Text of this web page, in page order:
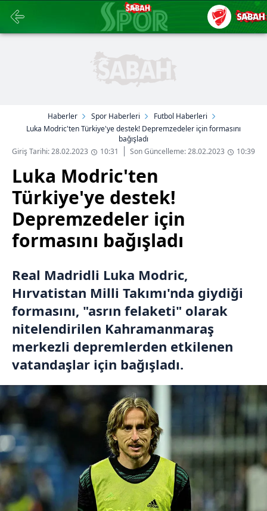
Haberler Spor Haberleri
Futbol Haberleri
Luka Modric'ten Türkiye'ye destek! Depremzedeler için formasını
bağışladı
Giriş Tarihi: 28.02.2023
10:31 Son Güncelleme: 28.02.2023 10:39
Luka Modric'ten
Türkiye'ye destek!
Depremzedeler için
formasını bağışladı
Real Madridli Luka Modric,
Hırvatistan Milli Takımı'nda giydiği
formasını, "asrın felaketi" olarak
nitelendirilen Kahramanmaraş
merkezli depremlerden etkilenen
vatandaşlar için bağışladı.